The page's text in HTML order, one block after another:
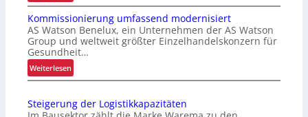
K
r
a
g
a
r
m
U
Kommissionierung umfassend modernisiert
AS Watson Benelux, ein Unternehmen der AS Watson
Group und weltweit größter Einzelhandelskonzern für
Gesundheit…
Weiterlesen:
K
m
Steigerung der Logistikkapazitäten